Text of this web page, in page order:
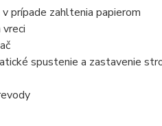
prípade zahltenia papierom
spustenie a zastavenie